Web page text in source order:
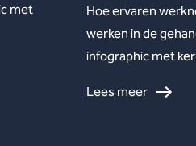
met
Hoe ervaren
werken in de
infographic met
Lees meer